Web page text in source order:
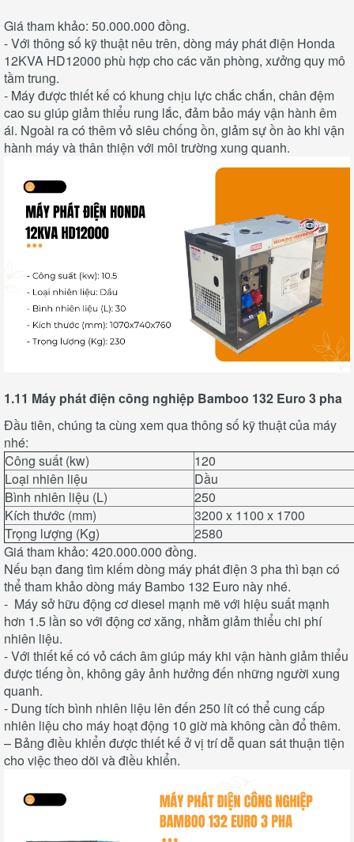
Giá tham khảo: 50.000.000 đồng.
- Với thông số kỹ thuật nêu trên, dòng máy phát điện Honda
12KVA HD12000 phù hợp cho các văn phòng, xưởng quy mô
tầm trung.
- Máy được thiết kế có khung chịu lực chắc chắn, chân đệm
cao su giúp giảm thiểu rung lắc, đảm bảo máy vận hành êm
ái. Ngoài ra có thêm vỏ siêu chống ồn, giảm sự ồn ào khi vận
hành máy và thân thiện với môi trường xung quanh.
1.11 Máy phát điện công nghiệp Bamboo 132 Euro 3 pha
Đầu tiên, chúng ta cùng xem qua thông số kỹ thuật của máy
nhé:
Công suất (kw)
120
Loại nhiên liệu
Dầu
Bình nhiên liệu (L)
250
Kích thước (mm)
3200 x 1100 x 1700
Trọng lượng (Kg)
2580
Giá tham khảo: 420.000.000 đồng.
Nếu bạn đang tìm kiếm dòng máy phát điện 3 pha thì bạn có
thể tham khảo dòng máy Bambo 132 Euro này nhé.
- Máy sở hữu động cơ diesel mạnh mẽ với hiệu suất mạnh
hơn 1.5 lần so với động cơ xăng, nhằm giảm thiểu chi phí
nhiên liệu.
- Với thiết kế có vỏ cách âm giúp máy khi vận hành giảm thiểu
được tiếng ồn, không gây ảnh hưởng đến những người xung
quanh.
- Dung tích bình nhiên liệu lên đến 250 lít có thể cung cấp
nhiên liệu cho máy hoạt động 10 giờ mà không cần đổ thêm.
– Bảng điều khiển được thiết kế ở vị trí dễ quan sát thuận tiện
cho việc theo dõi và điều khiển.